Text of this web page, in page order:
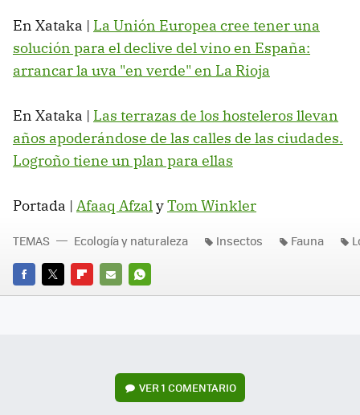
En Xataka | La Unión Europea cree tener una
solución para el declive del vino en España:
arrancar la uva "en verde" en La Rioja
En Xataka | Las terrazas de los hosteleros llevan
años apoderándose de las calles de las ciudades.
Logroño tiene un plan para ellas
Portada | Afaaq AfzalyTom Winkler
FACEBOOK
TWITTERFLIPBOARD
E-
WHATSAPP
TEMAS Ecología y naturaleza Insectos Fauna
VER1 COMENTARIO